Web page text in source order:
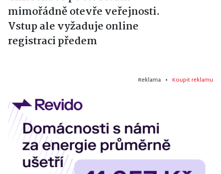
mimořádně otevře veřejnosti.
Vstup ale vyžaduje online
registraci předem
Reklama • Koupit reklamu